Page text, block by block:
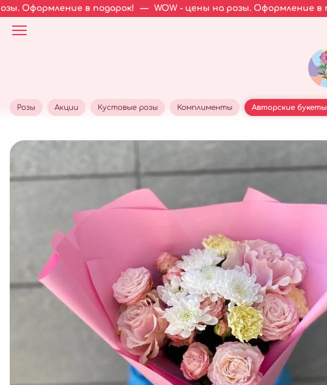
в подарок! — WOW - цены на розы. Оформление в подарок! —
Розы Акции Кустовые розы Комплименты Авторские букеты